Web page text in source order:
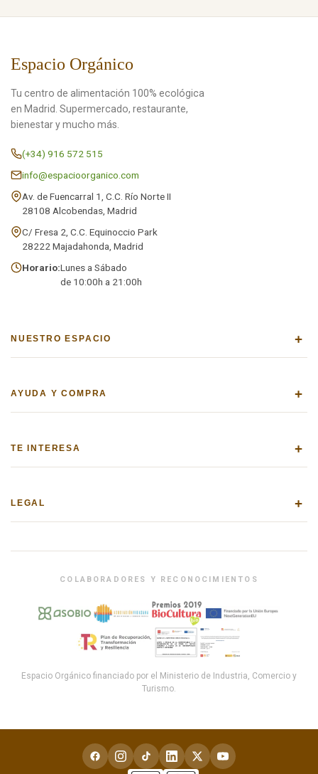
Espacio Orgánico
Tu centro de alimentación 100% ecológica
en Madrid. Supermercado, restaurante,
bienestar y mucho más.
(+34) 916 572 515
info@espacioorganico.com
Av. de Fuencarral 1, C.C. Río Norte II
28108 Alcobendas, Madrid
C/ Fresa 2, C.C. Equinoccio Park
28222 Majadahonda, Madrid
Horario:Lunes a Sábado
de 10:00h a 21:00h
NUESTRO ESPACIO +
AYUDA Y COMPRA +
TE INTERESA +
LEGAL +
COLABORADORES Y RECONOCIMIENTOS
Espacio Orgánico financiado por el Ministerio de Industria, Comercio y
Turismo.